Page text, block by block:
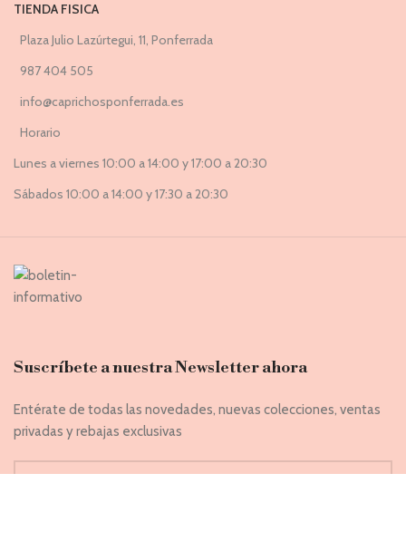
TIENDA FISICA
Plaza Julio Lazúrtegui, 11, Ponferrada
987 404 505
info@caprichosponferrada.es
Horario
Lunes a viernes 10:00 a 14:00 y 17:00 a 20:30
Sábados 10:00 a 14:00 y 17:30 a 20:30
Suscríbete a nuestra Newsletter ahora
Entérate de todas las novedades, nuevas colecciones, ventas
privadas y rebajas exclusivas